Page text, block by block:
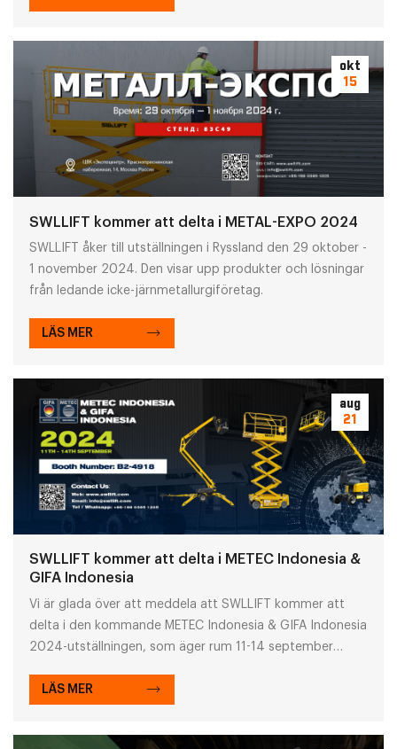
okt
15
SWLLIFT kommer att delta i METAL-EXPO 2024
SWLLIFT åker till utställningen i Ryssland den 29 oktober -
1 november 2024. Den visar upp produkter och lösningar
från ledande icke-järnmetallurgiföretag.
LÄS MER
aug
21
SWLLIFT kommer att delta i METEC Indonesia &
GIFA Indonesia
Vi är glada över att meddela att SWLLIFT kommer att
delta i den kommande METEC Indonesia & GIFA Indonesia
2024-utställningen, som äger rum 11-14 september
LÄS MER